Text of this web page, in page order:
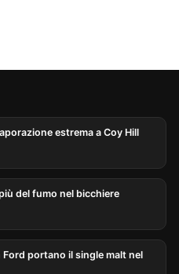
estrema a Coy Hill
del fumo nel bicchiere
portano il single malt nel